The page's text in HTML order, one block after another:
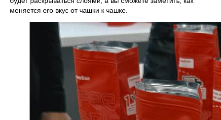
меняется его вкус от чашки к чашке.